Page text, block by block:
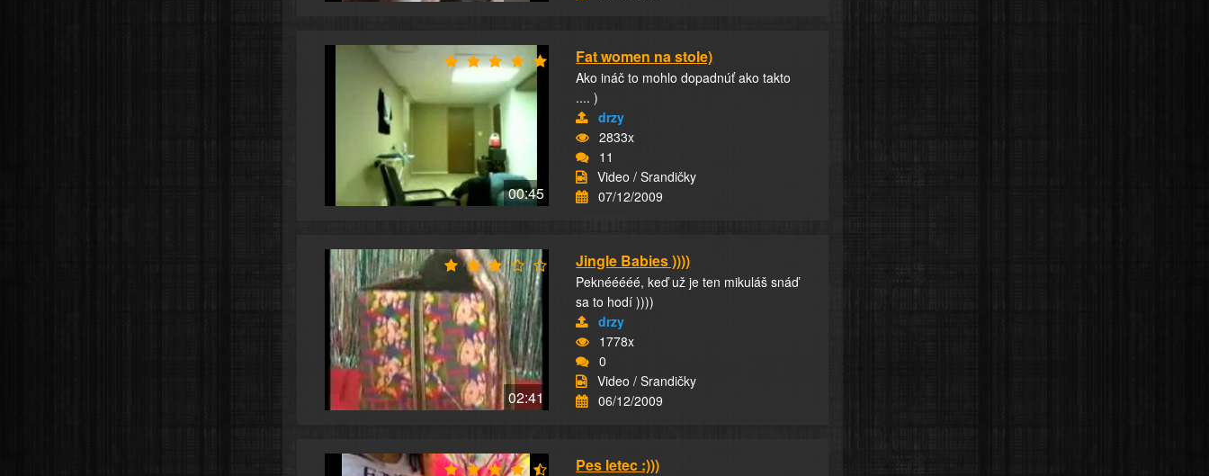
00:45
Fat women na stole)
Ako ináč to mohlo dopadnúť ako takto
.... )
drzy
2833x
11
Video / Srandičky
07/12/2009
02:41
Jingle Babies ))))
Peknééééé, keď už je ten mikuláš snáď
sa to hodí ))))
drzy
1778x
0
Video / Srandičky
06/12/2009
Pes letec :)))